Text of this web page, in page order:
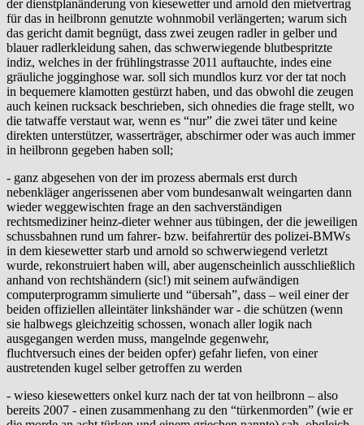
der dienstplanänderung von kiesewetter und arnold den mietvertrag
für das in heilbronn genutzte wohnmobil verlängerten; warum sich
das gericht damit begnügt, dass zwei zeugen radler in gelber und
blauer radlerkleidung sahen, das schwerwiegende blutbespritzte
indiz, welches in der frühlingstrasse 2011 auftauchte, indes eine
gräuliche jogginghose war. soll sich mundlos kurz vor der tat noch
in bequemere klamotten gestürzt haben, und das obwohl die zeugen
auch keinen rucksack beschrieben, sich ohnedies die frage stellt, wo
die tatwaffe verstaut war, wenn es “nur” die zwei täter und keine
direkten unterstützer, wasserträger, abschirmer oder was auch immer
in heilbronn gegeben haben soll;
- ganz abgesehen von der im prozess abermals erst durch
nebenkläger angerissenen aber vom bundesanwalt weingarten dann
wieder weggewischten frage an den sachverständigen
rechtsmediziner heinz-dieter wehner aus tübingen, der die jeweiligen
schussbahnen rund um fahrer- bzw. beifahrertür des polizei-BMWs
in dem kiesewetter starb und arnold so schwerwiegend verletzt
wurde, rekonstruiert haben will, aber augenscheinlich ausschließlich
anhand von rechtshändern (sic!) mit seinem aufwändigen
computerprogramm simulierte und “übersah”, dass – weil einer der
beiden offiziellen alleintäter linkshänder war - die schützen (wenn
sie halbwegs gleichzeitig schossen, wonach aller logik nach
ausgegangen werden muss, mangelnde gegenwehr,
fluchtversuch eines der beiden opfer) gefahr liefen, von einer
austretenden kugel selber getroffen zu werden
- wieso kiesewetters onkel kurz nach der tat von heilbronn – also
bereits 2007 - einen zusammenhang zu den “türkenmorden” (wie er